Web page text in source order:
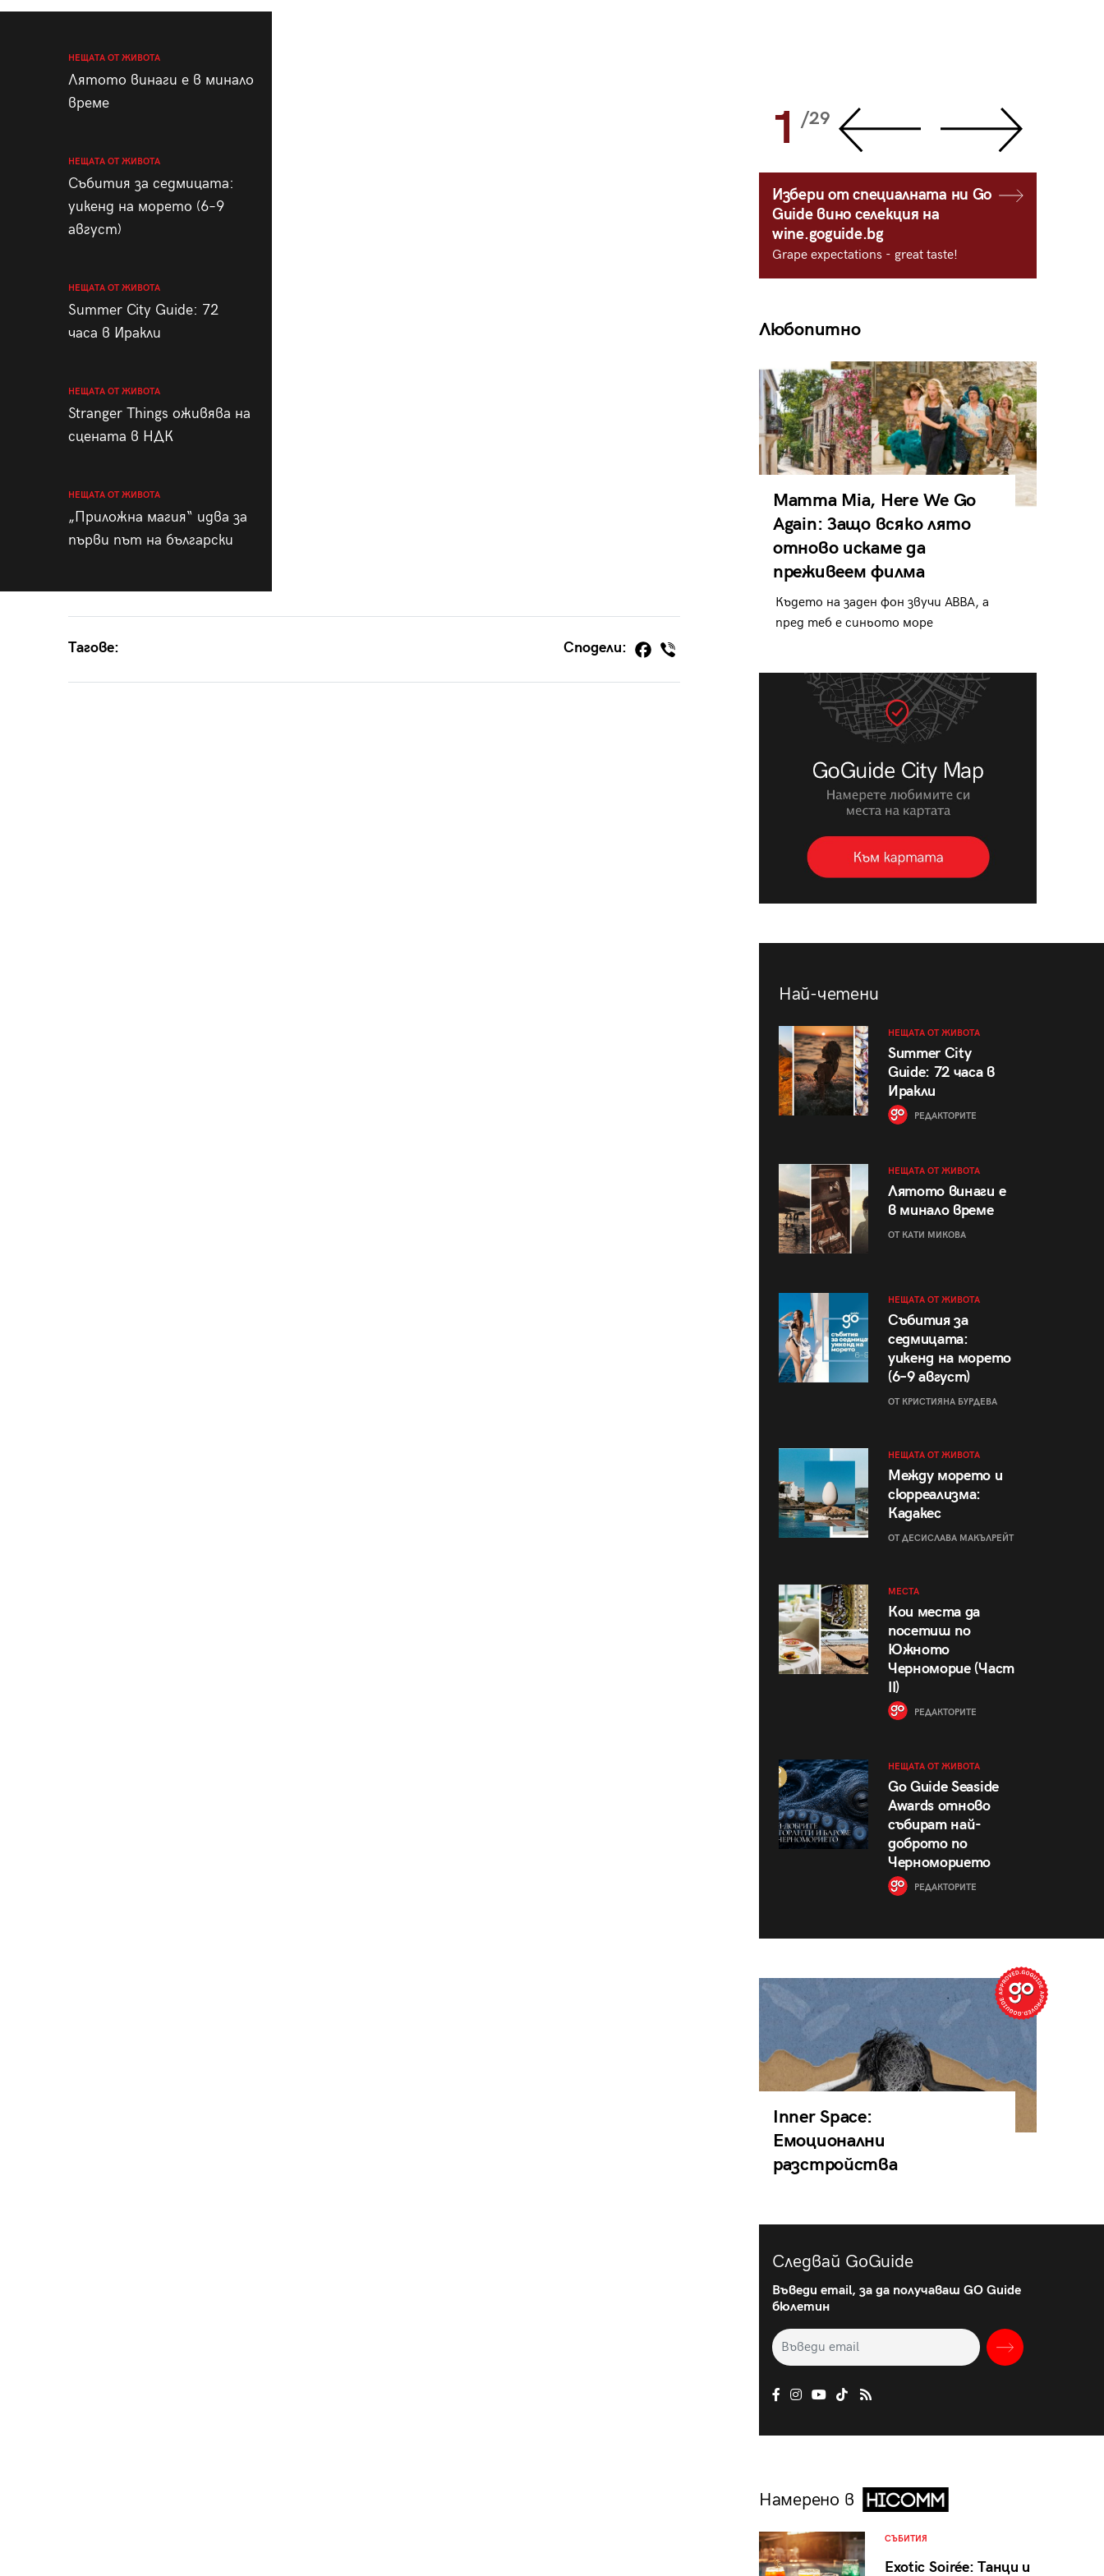
НЕЩАТА ОТ ЖИВОТА
Лятото винаги е в минало
време
НЕЩАТА ОТ ЖИВОТА
Събития за седмицата:
уикенд на морето (6–9
август)
НЕЩАТА ОТ ЖИВОТА
Summer City Guide: 72
часа в Иракли
НЕЩАТА ОТ ЖИВОТА
Stranger Things оживява на
сцената в НДК
НЕЩАТА ОТ ЖИВОТА
„Приложна магия“ идва за
първи път на български
Тагове: Сподели:
1 /29
Избери от специалната ни Go
Guide вино селекция на
wine.goguide.bg
Grape expectations - great taste!
Любопитно
Mamma Mia, Here We Go
Again: Защо всяко лято
отново искаме да
преживеем филма
Където на заден фон звучи ABBA, а
пред теб е синьото море
Най-четени
НЕЩАТА ОТ ЖИВОТА
Summer City
Guide: 72 часа в
Иракли
РЕДАКТОРИТЕ
НЕЩАТА ОТ ЖИВОТА
Лятото винаги е
в минало време
ОТ КАТИ МИКОВА
НЕЩАТА ОТ ЖИВОТА
Събития за
седмицата:
уикенд на морето
(6–9 август)
ОТ КРИСТИЯНА БУРДЕВА
НЕЩАТА ОТ ЖИВОТА
Между морето и
сюрреализма:
Кадакес
ОТ ДЕСИСЛАВА МАКЪЛРЕЙТ
МЕСТА
Кои места да
посетиш по
Южното
Черноморие (Част
II)
РЕДАКТОРИТЕ
НЕЩАТА ОТ ЖИВОТА
Go Guide Seaside
Awards отново
събират най-
доброто по
Черноморието
РЕДАКТОРИТЕ
Inner Space:
Емоционални
разстройства
Следвай GoGuide
Въведи email, за да получаваш GO Guide
бюлетин
Намерено в
СЪБИТИЯ
Exotic Soirée: Танци и